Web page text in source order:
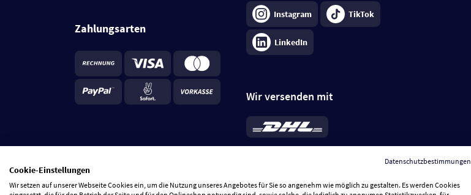
Zahlungsarten
Instagram TikTok
LinkedIn
Wir versenden mit
*Standard 6,95 €; bei Kühlware zzgl. 0,99 €
je Bestellung, insgesamt 7,94 €. Lieferzeit3-
Datenschutzbestimmungen
Cookie-Einstellungen
Wir setzen auf unserer Webseite Cookies ein, um die Nutzung unseres Angebotes für Sie so angenehm wie möglich zu gestalten. Es werden Cookies